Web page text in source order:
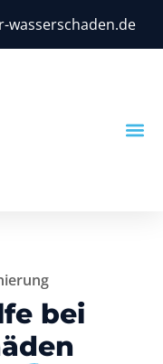
wasserschaden.de
bei